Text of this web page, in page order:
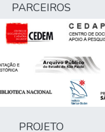
PARCEIROS
PROJETO